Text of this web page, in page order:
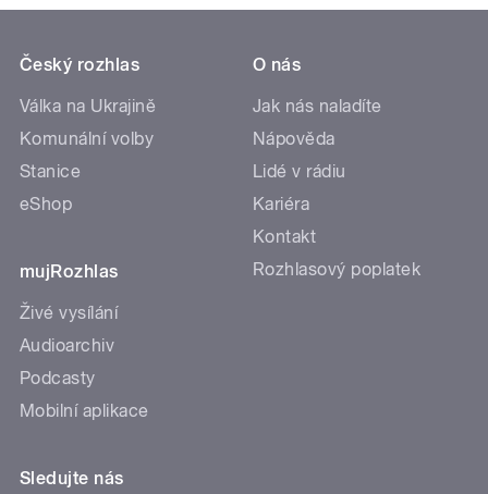
Český rozhlas
Válka na Ukrajině
Komunální volby
Stanice
eShop
mujRozhlas
Živé vysílání
Audioarchiv
Podcasty
Mobilní aplikace
O nás
Jak nás naladíte
Nápověda
Lidé v rádiu
Kariéra
Kontakt
Rozhlasový poplatek
Sledujte nás